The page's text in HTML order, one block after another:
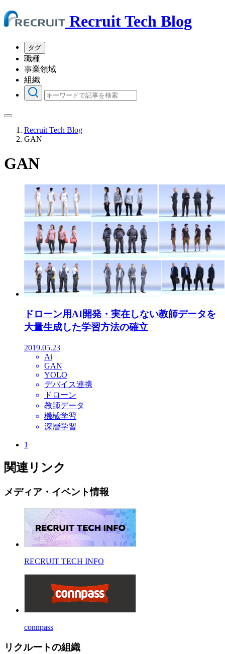
Recruit Tech Blog
タグ
職種
事業領域
組織
Recruit Tech Blog
GAN
GAN
ドローン用AI開発・実在しない教師データを
大量生成した学習方法の確立
2019.05.23
Ai
GAN
YOLO
デバイス連携
ドローン
教師データ
機械学習
深層学習
1
関連リンク
メディア・イベント情報
RECRUIT TECH INFO
connpass
リクルートの組織